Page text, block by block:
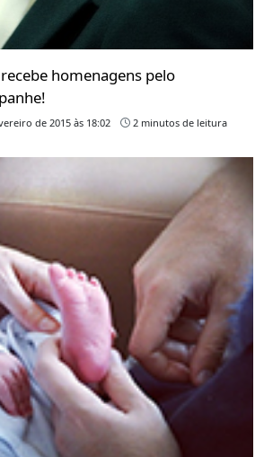
homenagens pelo
de 2015 às 18:02 2 minutos de leitura